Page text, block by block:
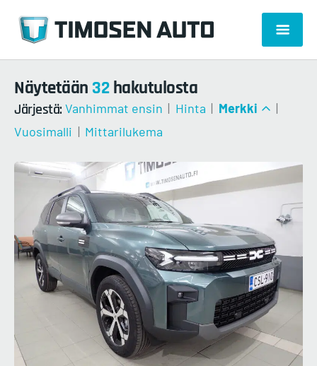
Näytetään 32hakutulosta
Järjestä: Vanhimmat ensin | Hinta | Merkki
|
Vuosimalli | Mittarilukema